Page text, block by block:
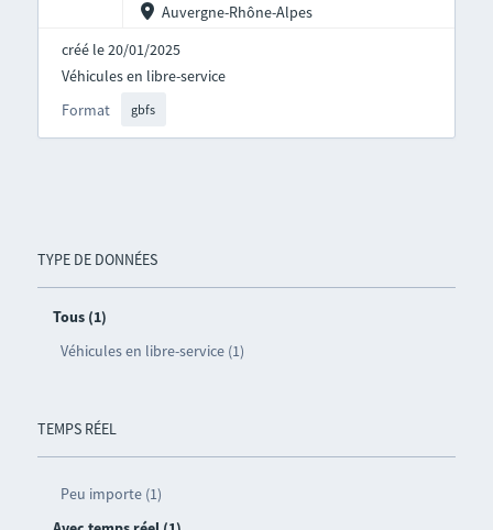
TYPE DE DONNÉES
Tous (1)
Véhicules en libre-service (1)
TEMPS RÉEL
Peu importe (1)
Auvergne-Rhône-Alpes
créé le 20/01/2025
Format gbfs
Véhicules en libre-service